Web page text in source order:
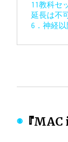
11教科セ
延長は不
6．神経以
◉ 『